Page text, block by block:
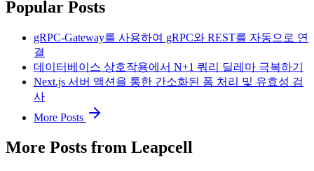
Popular Posts
gRPC-Gateway를 사용하여 gRPC와 REST를 자동으로 연
결
데이터베이스 상호작용에서 N+1 쿼리 딜레마 극복하기
Next.js 서버 액션을 통한 간소화된 폼 처리 및 유효성 검
사
More Posts
More Posts from Leapcell